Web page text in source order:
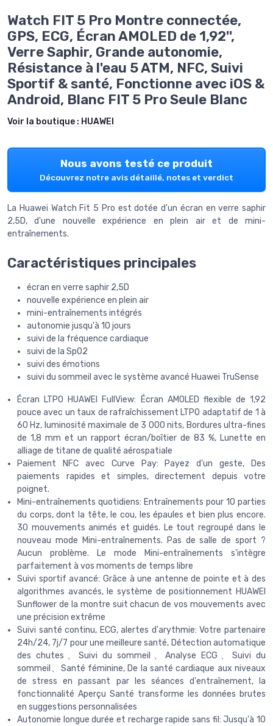
Watch FIT 5 Pro Montre connectée,
GPS, ECG, Écran AMOLED de 1,92'',
Verre Saphir, Grande autonomie,
Résistance à l'eau 5 ATM, NFC, Suivi
Sportif & santé, Fonctionne avec iOS &
Android, Blanc FIT 5 Pro Seule Blanc
Voir la boutique : HUAWEI
Nous avons testé ce produit
Découvrez notre avis détaillé, notes et verdict
La Huawei Watch Fit 5 Pro est dotée d'un écran en verre saphir
2,5D, d'une nouvelle expérience en plein air et de mini-
entraînements.
Caractéristiques principales
écran en verre saphir 2,5D
nouvelle expérience en plein air
mini-entraînements intégrés
autonomie jusqu'à 10 jours
suivi de la fréquence cardiaque
suivi de la SpO2
suivi des émotions
suivi du sommeil avec le système avancé Huawei TruSense
Écran LTPO HUAWEI FullView: Écran AMOLED flexible de 1,92
pouce avec un taux de rafraîchissement LTPO adaptatif de 1 à
60 Hz, luminosité maximale de 3 000 nits, Bordures ultra-fines
de 1,8 mm et un rapport écran/boîtier de 83 %, Lunette en
alliage de titane de qualité aérospatiale
Paiement NFC avec Curve Pay: Payez d'un geste, Des
paiements rapides et simples, directement depuis votre
poignet.
Mini-entraînements quotidiens: Entraînements pour 10 parties
du corps, dont la tête, le cou, les épaules et bien plus encore.
30 mouvements animés et guidés. Le tout regroupé dans le
nouveau mode Mini-entraînements. Pas de salle de sport ?
Aucun problème. Le mode Mini-entraînements s'intègre
parfaitement à vos moments de temps libre
Suivi sportif avancé: Grâce à une antenne de pointe et à des
algorithmes avancés, le système de positionnement HUAWEI
Sunflower de la montre suit chacun de vos mouvements avec
une précision extrême
Suivi santé continu, ECG, alertes d'arythmie: Votre partenaire
24h/24, 7j/7 pour une meilleure santé, Détection automatique
des chutes、Suivi du sommeil、Analyse ECG、Suivi du
sommeil、Santé féminine, De la santé cardiaque aux niveaux
de stress en passant par les séances d'entraînement, la
fonctionnalité Aperçu Santé transforme les données brutes
en suggestions personnalisées
Autonomie longue durée et recharge rapide sans fil: Jusqu'à 10